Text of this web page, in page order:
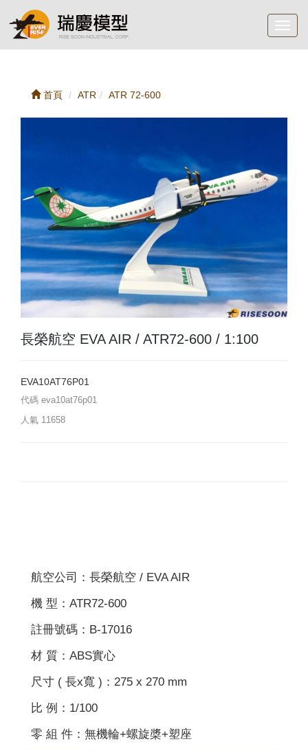
首頁 ATR ATR 72-600
長榮航空 EVA AIR / ATR72-600 / 1:100
EVA10AT76P01
代碼 eva10at76p01
人氣 11658
航空公司：長榮航空 / EVA AIR
機 型：ATR72-600
註冊號碼：B-17016
材 質：ABS實心
尺寸 ( 長x寬 )：275 x 270 mm
比 例：1/100
零 組 件：無機輪+螺旋槳+塑座